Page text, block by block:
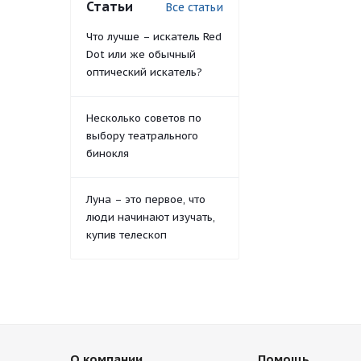
Статьи Все статьи
Что лучше – искатель Red
Dot или же обычный
оптический искатель?
Несколько советов по
выбору театрального
бинокля
Луна – это первое, что
люди начинают изучать,
купив телескоп